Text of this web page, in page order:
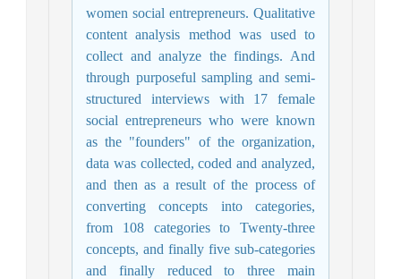
women social entrepreneurs. Qualitative
content analysis method was used to
collect and analyze the findings. And
through purposeful sampling and semi-
structured interviews with 17 female
social entrepreneurs who were known
as the "founders" of the organization,
data was collected, coded and analyzed,
and then as a result of the process of
converting concepts into categories,
from 108 categories to Twenty-three
concepts, and finally five sub-categories
and finally reduced to three main